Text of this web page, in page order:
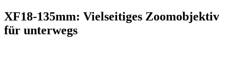
XF18-135mm: Vielseitiges Zoomobjektiv
für unterwegs